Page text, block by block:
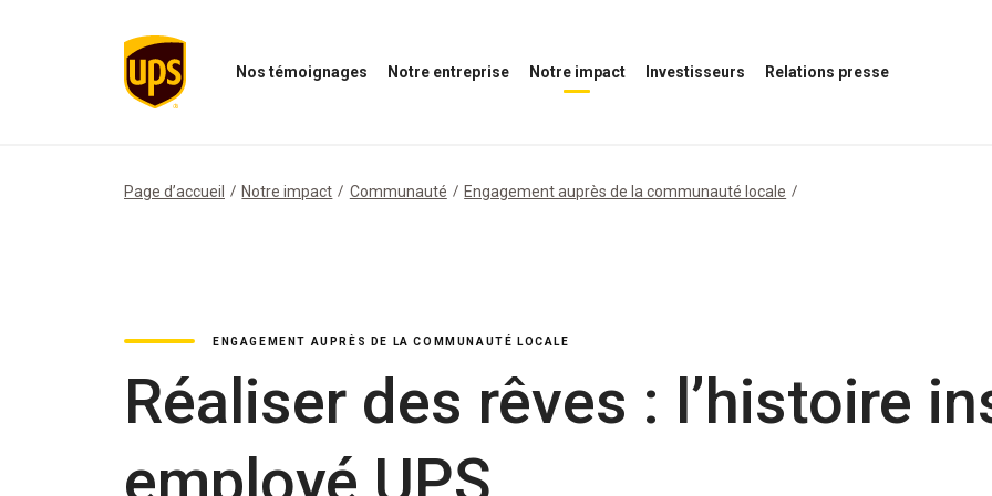
Nos témoignages
témoignages
Notre entreprise
entreprise
Notre impact Investisseurs
investisseurs
Relations presse
presse
Page d’accueil Notre impact Communauté Engagement auprès de la communauté locale
ENGAGEMENT AUPRÈS DE LA COMMUNAUTÉ LOCALE
Réaliser des rêves : l’histoire